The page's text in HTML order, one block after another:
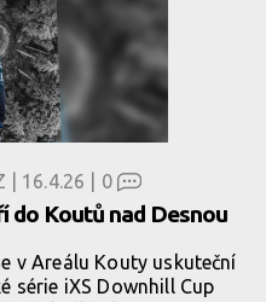
| 16.4.26 | 0
do Koutů nad Desnou
v Areálu Kouty uskuteční
série iXS Downhill Cup